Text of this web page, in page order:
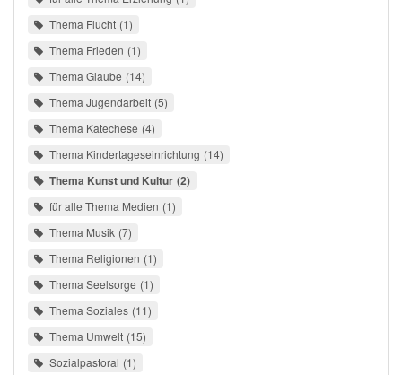
Thema Flucht 1
Thema Frieden 1
Thema Glaube 14
Thema Jugendarbeit 5
Thema Katechese 4
Thema Kindertageseinrichtung 14
Thema Kunst und Kultur 2
für alle Thema Medien 1
Thema Musik 7
Thema Religionen 1
Thema Seelsorge 1
Thema Soziales 11
Thema Umwelt 15
Sozialpastoral 1